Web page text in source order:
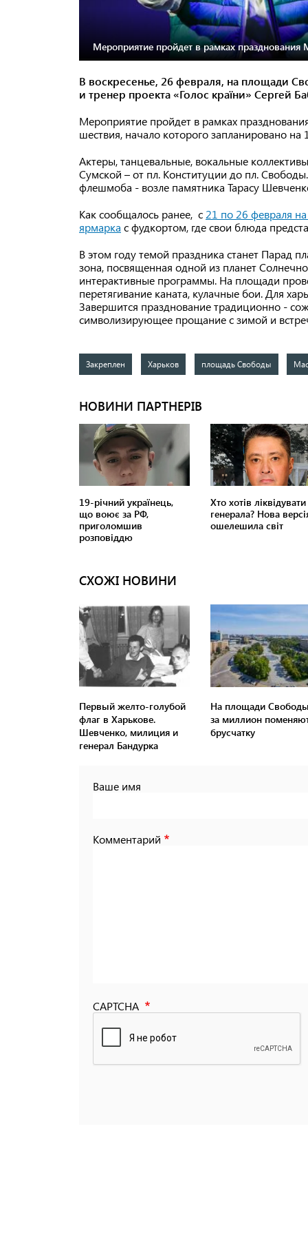
Мероприятие пройдет в рамках празднования
В воскресенье, 26 февраля, на площади
и тренер проекта «Голос країни» Сергей
Мероприятие пройдет в рамках
шествия, начало которого запланировано на
Актеры, танцевальные, вокальные
Сумской – от пл. Конституции до пл.
флешмоба - возле памятника Тарасу
Как сообщалось ранее, с 21 по 26 февраля
ярмарка с фудкортом, где свои блюда
В этом году темой праздника станет Парад
зона, посвященная одной из планет
интерактивные программы. На площади
перетягивание каната, кулачные бои. Для
Завершится празднование традиционно -
символизирующее прощание с зимой и
Закреплен Харьков площадь Свободы
СХОЖІ НОВИНИ
Первый желто-голубой
флаг в Харькове.
Шевченко, милиция и
генерал Бандурка
На площади Свободы
за миллион
брусчатку
Ваше имя
Комментарий
CAPTCHA